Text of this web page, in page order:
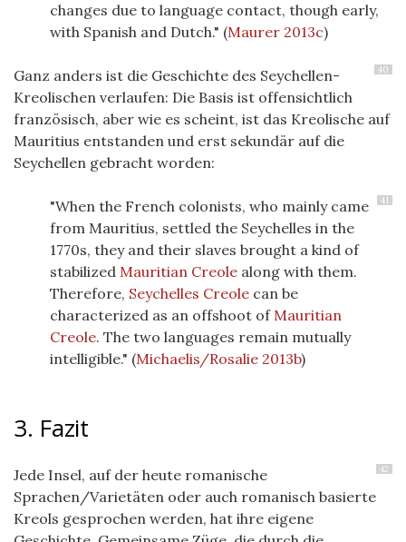
changes due to language contact, though early,
with Spanish and Dutch." (Maurer 2013c)
40
Ganz anders ist die Geschichte des Seychellen-
Kreolischen verlaufen: Die Basis ist offensichtlich
französisch, aber wie es scheint, ist das Kreolische auf
Mauritius entstanden und erst sekundär auf die
Seychellen gebracht worden:
41
"When the French colonists, who mainly came
from Mauritius, settled the Seychelles in the
1770s, they and their slaves brought a kind of
stabilized Mauritian Creole along with them.
Therefore, Seychelles Creole can be
characterized as an offshoot ofMauritian
Creole. The two languages remain mutually
intelligible." (Michaelis/Rosalie 2013b)
3. Fazit
42
Jede Insel, auf der heute romanische
Sprachen/Varietäten oder auch romanisch basierte
Kreols gesprochen werden, hat ihre eigene